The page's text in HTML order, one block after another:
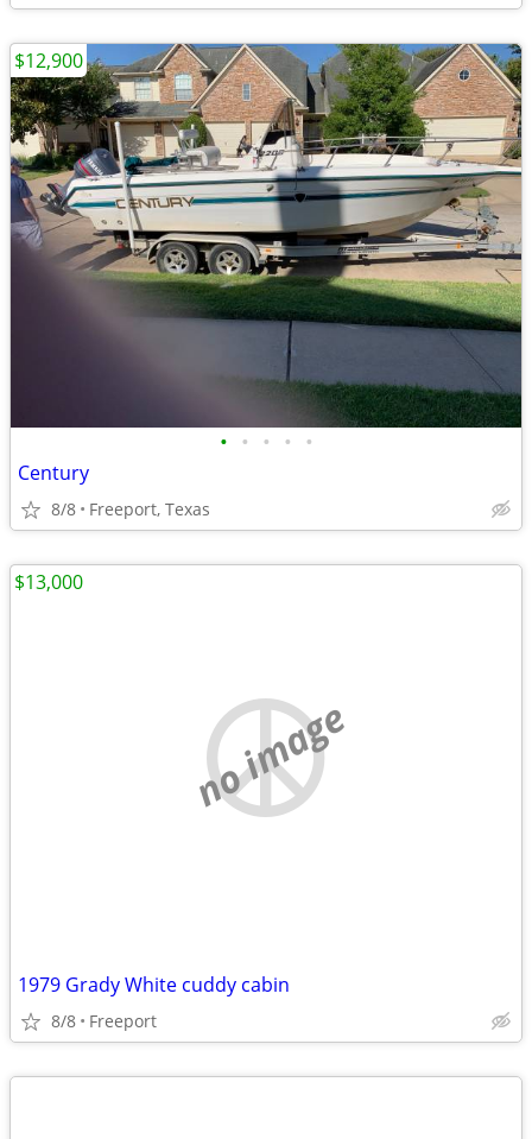
• • • • •
Century
8/8 Freeport, Texas
$12,900
no image
1979 Grady White cuddy cabin
8/8 Freeport
$13,000